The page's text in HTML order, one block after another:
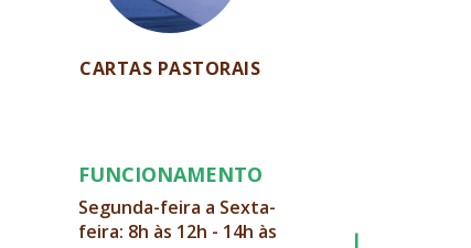
CARTAS PASTORAIS
FUNCIONAMENTO
Segunda-feira a Sexta-
feira: 8h às 12h - 14h às